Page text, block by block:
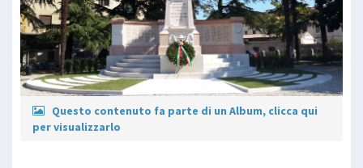
Questo contenuto fa parte di un Album, clicca qui
per visualizzarlo